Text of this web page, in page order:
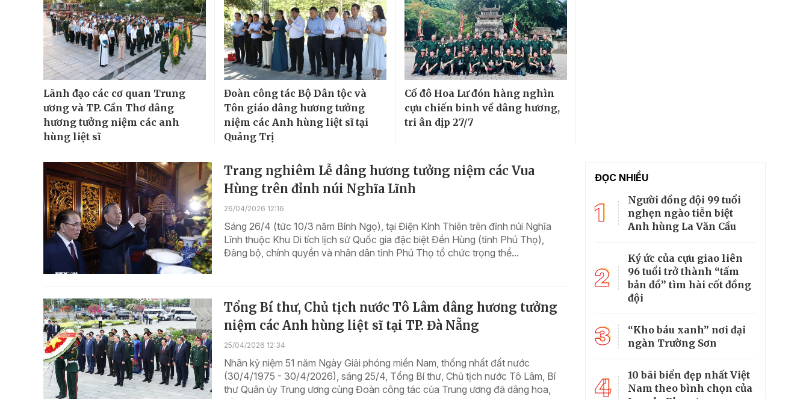
Lãnh đạo các cơ quan Trung
ương và TP. Cần Thơ dâng
hương tưởng niệm các anh
hùng liệt sĩ
Đoàn công tác Bộ Dân tộc và
Tôn giáo dâng hương tưởng
niệm các Anh hùng liệt sĩ tại
Quảng Trị
Cố đô Hoa Lư đón hàng nghìn
cựu chiến binh về dâng hương,
tri ân dịp 27/7
Trang nghiêm Lễ dâng hương tưởng niệm các Vua
Hùng trên đỉnh núi Nghĩa Lĩnh
26/04/2026 12:16
Sáng 26/4 (tức 10/3 năm Bính Ngọ), tại Điện Kính Thiên trên đỉnh núi Nghĩa
Lĩnh thuộc Khu Di tích lịch sử Quốc gia đặc biệt Đền Hùng (tỉnh Phú Thọ),
Đảng bộ, chính quyền và nhân dân tỉnh Phú Thọ tổ chức trọng thể...
Tổng Bí thư, Chủ tịch nước Tô Lâm dâng hương tưởng
niệm các Anh hùng liệt sĩ tại TP. Đà Nẵng
25/04/2026 12:34
Nhân kỷ niệm 51 năm Ngày Giải phóng miền Nam, thống nhất đất nước
(30/4/1975 - 30/4/2026), sáng 25/4, Tổng Bí thư, Chủ tịch nước Tô Lâm, Bí
thư Quân ủy Trung ương cùng Đoàn công tác của Trung ương đã dâng hoa,
ĐỌC NHIỀU
1
Người đồng đội 99 tuổi
nghẹn ngào tiễn biệt
Anh hùng La Văn Cầu
2
Ký ức của cựu giao liên
96 tuổi trở thành “tấm
bản đồ” tìm hài cốt đồng
đội
3
“Kho báu xanh” nơi đại
ngàn Trường Sơn
4
10 bãi biển đẹp nhất Việt
Nam theo bình chọn của